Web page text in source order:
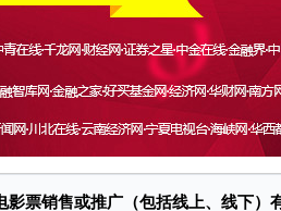
明
励、实施诈骗行为，消费者付款后无法
票销售或推广（包括线上、线下）
任何网络链接，不要与对方进行任